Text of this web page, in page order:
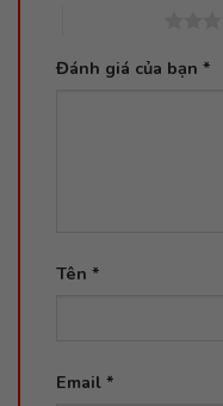
Đánh giá của bạn *
Tên *
Email *